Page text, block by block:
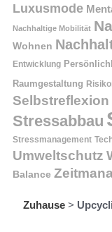
Luxusmode
Nachhaltige Mobilität
Wohnen
Entwicklung
Raumgestaltung
Selbstreflexion
Stressabbau
Stressmanagement
Umweltschutz
Balance
Zuhause >